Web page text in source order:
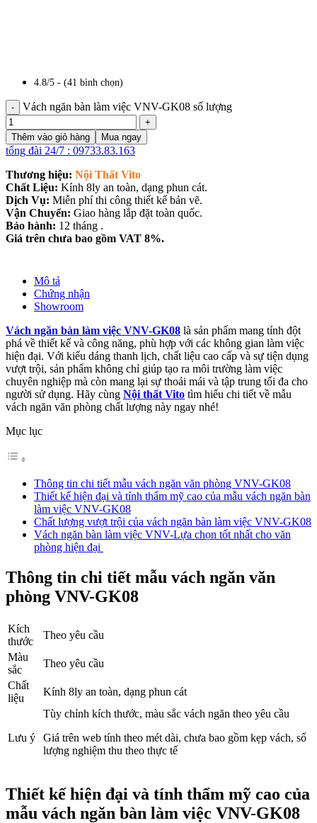
4.8/5 - (41 bình chọn)
Vách ngăn bàn làm việc VNV-GK08 số lượng
Thêm vào giỏ hàng Mua ngay
tổng đài 24/7 : 09733.83.163
Thương hiệu: Nội Thất Vito
Chất Liệu: Kính 8ly an toàn, dạng phun cát.
Dịch Vụ: Miễn phí thi công thiết kế bản vẽ.
Vận Chuyển: Giao hàng lắp đặt toàn quốc.
Bảo hành: 12 tháng .
Giá trên chưa bao gồm VAT 8%.
Mô tả
Chứng nhận
Showroom
Vách ngăn bàn làm việc VNV-GK08 là sản phẩm mang tính đột
phá về thiết kế và công năng, phù hợp với các không gian làm việc
hiện đại. Với kiểu dáng thanh lịch, chất liệu cao cấp và sự tiện dụng
vượt trội, sản phẩm không chỉ giúp tạo ra môi trường làm việc
chuyên nghiệp mà còn mang lại sự thoải mái và tập trung tối đa cho
người sử dụng. Hãy cùng Nội thất Vito tìm hiểu chi tiết về mẫu
vách ngăn văn phòng chất lượng này ngay nhé!
Mục lục
Thông tin chi tiết mẫu vách ngăn văn phòng VNV-GK08
Thiết kế hiện đại và tính thẩm mỹ cao của mẫu vách ngăn bàn
làm việc VNV-GK08
Chất lượng vượt trội của vách ngăn bàn làm việc VNV-GK08
Vách ngăn bàn làm việc VNV-Lựa chọn tốt nhất cho văn
phòng hiện đại
Thông tin chi tiết mẫu vách ngăn văn
phòng VNV-GK08
Kích
thước
Theo yêu cầu
Màu
sắc
Theo yêu cầu
Chất
liệu
Kính 8ly an toàn, dạng phun cát
Lưu ý
Tùy chỉnh kích thước, màu sắc vách ngăn theo yêu cầu
Giá trên web tính theo mét dài, chưa bao gồm kẹp vách, số
lượng nghiệm thu theo thực tế
Thiết kế hiện đại và tính thẩm mỹ cao của
mẫu vách ngăn bàn làm việc VNV-GK08